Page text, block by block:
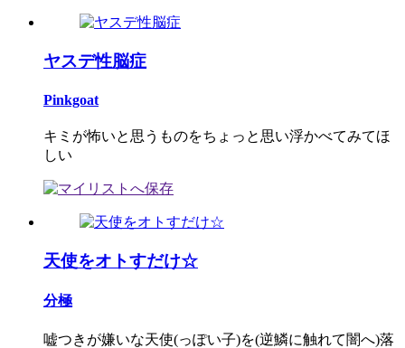
ヤスデ性脳症
Pinkgoat
キミが怖いと思うものをちょっと思い浮かべてみてほ
しい
天使をオトすだけ☆
分極
嘘つきが嫌いな天使(っぽい子)を(逆鱗に触れて闇へ)落